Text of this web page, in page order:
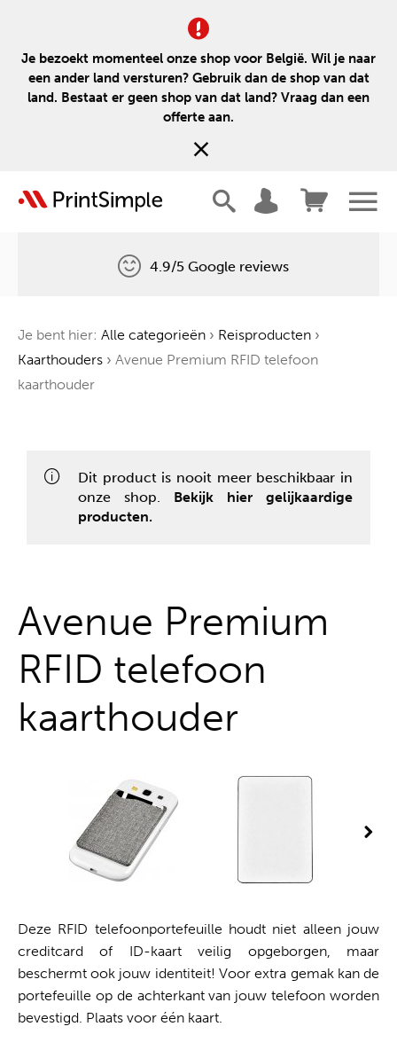
Je bezoekt momenteel onze shop voor België. Wil je naar
een ander land versturen? Gebruik dan de shop van dat
land. Bestaat er geen shop van dat land? Vraag dan een
offerte aan.
Één boom voor elke bestelling
4.9/5 Google reviews
Je bent hier: Alle categorieën › Reisproducten ›
Kaarthouders › Avenue Premium RFID telefoon
kaarthouder
Dit product is nooit meer beschikbaar in
onze shop. Bekijk hier gelijkaardige
producten.
Avenue Premium
RFID telefoon
kaarthouder
Deze RFID telefoonportefeuille houdt niet alleen jouw
creditcard of ID-kaart veilig opgeborgen, maar
beschermt ook jouw identiteit! Voor extra gemak kan de
portefeuille op de achterkant van jouw telefoon worden
bevestigd. Plaats voor één kaart.